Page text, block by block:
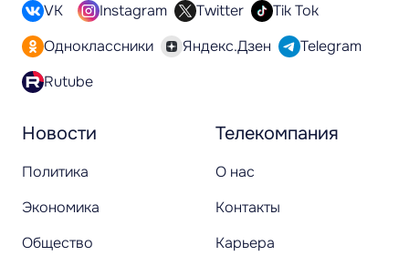
Новости
Политика
Экономика
Общество
Телекомпания
О нас
Контакты
Карьера
VK Instagram Twitter
Tik Tok
Одноклассники
Яндекс.Дзен
Telegram
Rutube